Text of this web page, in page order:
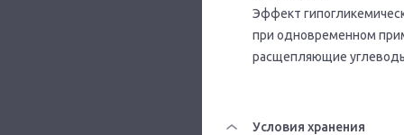
Эффект
при одновременном
расщепляющие
Условия хранения